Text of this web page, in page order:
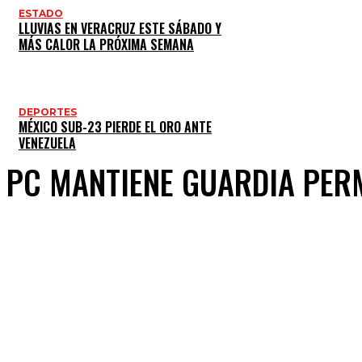
ESTADO
LLUVIAS EN VERACRUZ ESTE SÁBADO Y
MÁS CALOR LA PRÓXIMA SEMANA
DEPORTES
MÉXICO SUB-23 PIERDE EL ORO ANTE
VENEZUELA
PC MANTIENE GUARDIA